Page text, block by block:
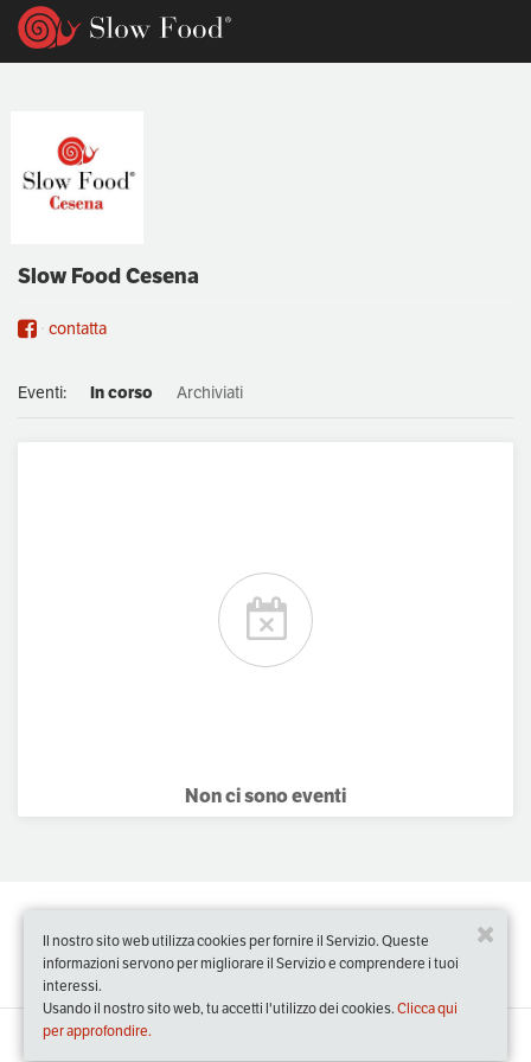
Slow Food Cesena
contatta
Eventi: In corso Archiviati
Non ci sono eventi
Il nostro sito web utilizza cookies per fornire il Servizio. Queste
informazioni servono per migliorare il Servizio e comprendere i tuoi
interessi.
Usando il nostro sito web, tu accetti l'utilizzo dei cookies. Clicca qui
per approfondire.